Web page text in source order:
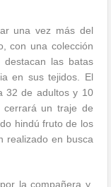
una vez más del
con una colección
las batas
en sus tejidos. El
32 de adultos y 10
un traje de
hindú fruto de los
realizado en busca
la compañera y